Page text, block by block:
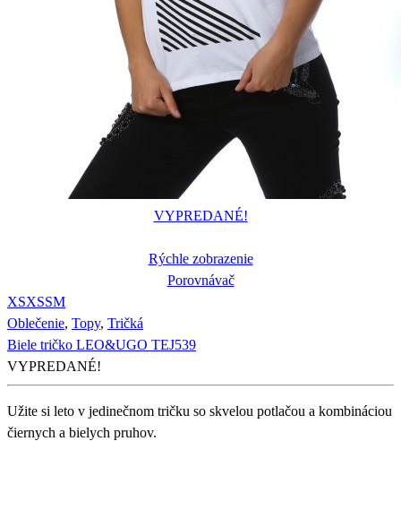
VYPREDANÉ!
Rýchle zobrazenie
Porovnávač
XSXSSM
Oblečenie, Topy, Tričká
Biele tričko LEO&UGO TEJ539
VYPREDANÉ!
Užite si leto v jedinečnom tričku so skvelou potlačou a kombináciou
čiernych a bielych pruhov.